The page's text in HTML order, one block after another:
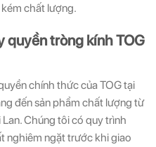
chất lượng.
quyền tròng kính TOG
chính thức của TOG tại
đến sản phẩm chất lượng từ
Chúng tôi có quy trình
nghiêm ngặt trước khi giao